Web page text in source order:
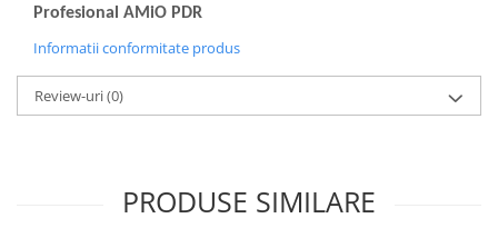
Profesional AMiO PDR
Informatii conformitate produs
Review-uri(0)
PRODUSE SIMILARE